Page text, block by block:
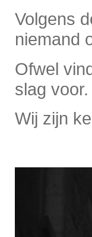
Volgens
niemand
Ofwel
slag voor.
Wij zijn